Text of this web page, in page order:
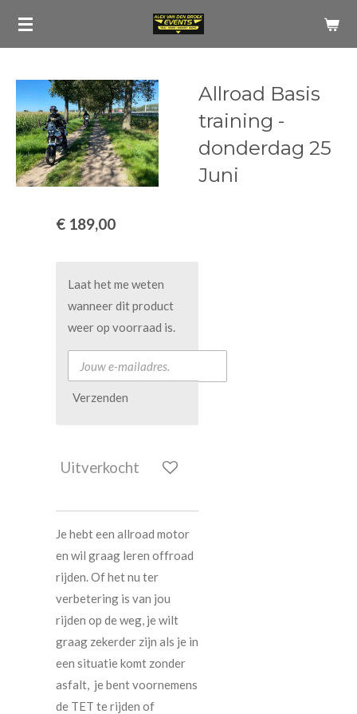
Ga
de
hoofdinhoud
Allroad Basis
training -
donderdag 25
Juni
€ 189,00
Laat het me weten
wanneer dit product
weer op voorraad is.
Verzenden
Uitverkocht
Je hebt een allroad motor
en wil graag leren offroad
rijden. Of het nu ter
verbetering is van jou
rijden op de weg, je wilt
graag zekerder zijn als je in
een situatie komt zonder
asfalt, je bent voornemens
de TET te rijden of